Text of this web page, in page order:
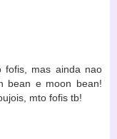
fofis, mas ainda nao
bean e moon bean!
mto fofis tb!